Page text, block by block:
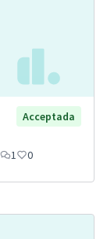
Acceptada
1 0